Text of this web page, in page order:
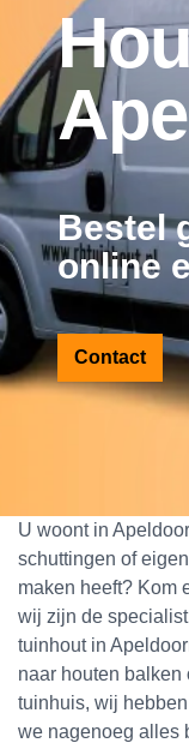
Bestel
online
Contact
U woont in
schuttingen of
maken heeft? Kom
wij zijn de
tuinhout in
naar houten
tuinhuis, wij
we nagenoeg alles